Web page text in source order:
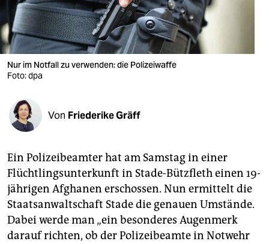
wahrheit
verlag
verlag
veranstaltungen
shop
fragen & hilfe
unterstützen
abo
genossenschaft
epaper login
Nur im Notfall zu verwenden: die Polizeiwaffe
Foto: dpa
Von Friederike Gräff
Ein Polizeibeamter hat am Samstag in einer
Flüchtlingsunterkunft in Stade-Bützfleth einen 19-
jährigen Afghanen erschossen. Nun ermittelt die
Staatsanwaltschaft Stade die genauen Umstände.
Dabei werde man „ein besonderes Augenmerk
darauf richten, ob der Polizeibeamte in Notwehr